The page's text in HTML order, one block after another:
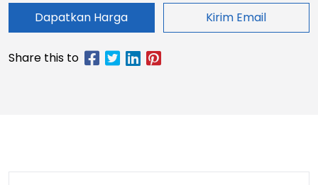
Dapatkan Harga Kirim Email